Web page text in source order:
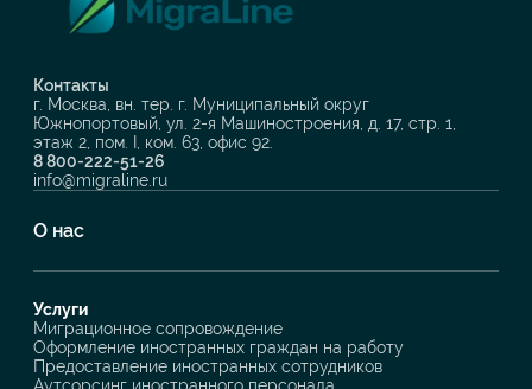
Контакты
г. Москва, вн. тер. г. Муниципальный округ
Южнопортовый, ул. 2-я Машиностроения, д. 17, стр. 1,
этаж 2, пом. I, ком. 63, офис 92.
8 800-222-51-26
info@migraline.ru
О нас
Услуги
Миграционное сопровождение
Оформление иностранных граждан на работу
Предоставление иностранных сотрудников